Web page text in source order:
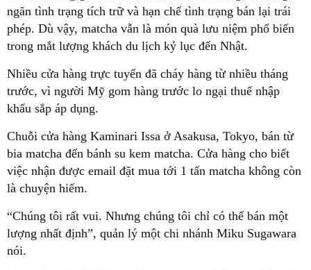
ngăn tình trạng tích trữ và hạn chế tình trạng bán lại trái
phép. Dù vậy, matcha vẫn là món quà lưu niệm phổ biến
trong mắt lượng khách du lịch kỷ lục đến Nhật.
Nhiều cửa hàng trực tuyến đã cháy hàng từ nhiều tháng
trước, vì người Mỹ gom hàng trước lo ngại thuế nhập
khẩu sắp áp dụng.
Chuỗi cửa hàng Kaminari Issa ở Asakusa, Tokyo, bán từ
bia matcha đến bánh su kem matcha. Cửa hàng cho biết
việc nhận được email đặt mua tới 1 tấn matcha không còn
là chuyện hiếm.
“Chúng tôi rất vui. Nhưng chúng tôi chỉ có thể bán một
lượng nhất định”, quản lý một chi nhánh Miku Sugawara
nói.